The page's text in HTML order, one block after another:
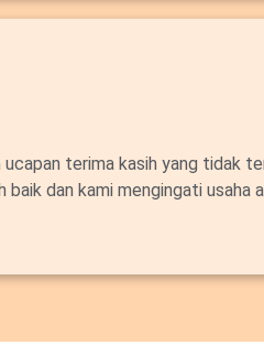
ucapan terima kasih yang tidak
baik dan kami mengingati usaha